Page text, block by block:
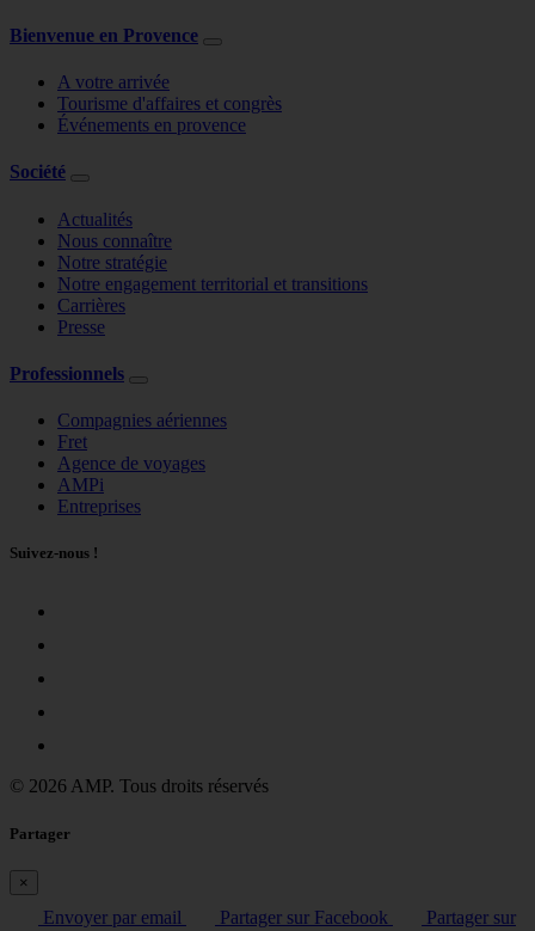
Bienvenue en Provence
A votre arrivée
Tourisme d'affaires et congrès
Événements en provence
Société
Actualités
Nous connaître
Notre stratégie
Notre engagement territorial et transitions
Carrières
Presse
Professionnels
Compagnies aériennes
Fret
Agence de voyages
AMPi
Entreprises
Suivez-nous !
© 2026 AMP. Tous droits réservés
Partager
×
Envoyer par email Partager sur Facebook
Partager sur